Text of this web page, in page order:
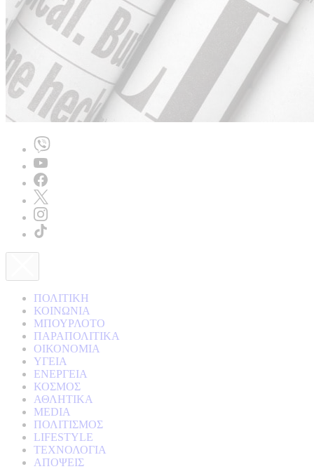
ΠΟΛΙΤΙΚΗ
ΚΟΙΝΩΝΙΑ
ΜΠΟΥΡΛΟΤΟ
ΠΑΡΑΠΟΛΙΤΙΚΑ
ΟΙΚΟΝΟΜΙΑ
ΥΓΕΙΑ
ΕΝΕΡΓΕΙΑ
ΚΟΣΜΟΣ
ΑΘΛΗΤΙΚΑ
MEDIA
ΠΟΛΙΤΙΣΜΟΣ
LIFESTYLE
ΤΕΧΝΟΛΟΓΙΑ
ΑΠΟΨΕΙΣ